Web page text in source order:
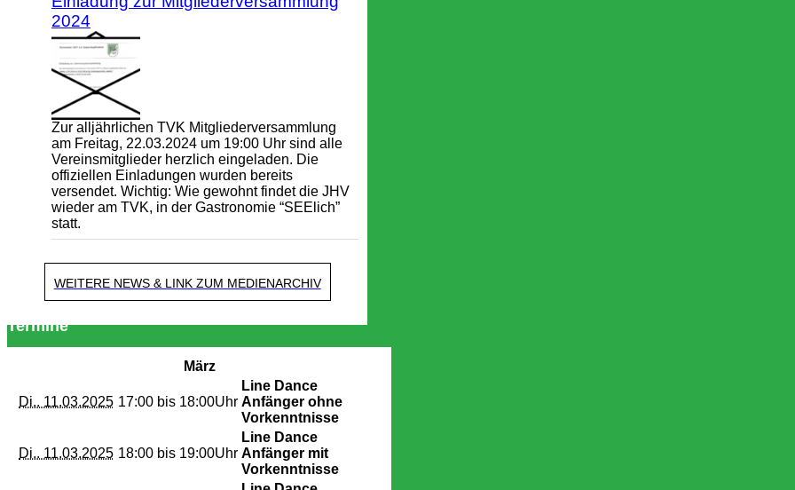
2024
Zur alljährlichen TVK Mitgliederversammlung
am Freitag, 22.03.2024 um 19:00 Uhr sind alle
Vereinsmitglieder herzlich eingeladen. Die
offiziellen Einladungen wurden bereits
versendet. Wichtig: Wie gewohnt findet die JHV
wieder am TVK, in der Gastronomie “SEElich”
statt.
WEITERE NEWS & LINK ZUM MEDIENARCHIV
Termine
März
Di.. 11.03.2025 17:00 bis 18:00Uhr
Line Dance
Anfänger ohne
Vorkenntnisse
Di.. 11.03.2025 18:00 bis 19:00Uhr
Line Dance
Anfänger mit
Vorkenntnisse